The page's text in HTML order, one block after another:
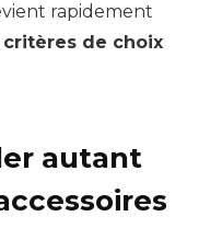
rapidement
critères de choix
autant